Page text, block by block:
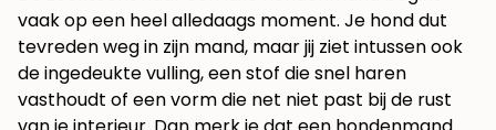
vaak op een heel alledaags moment. Je hond dut
tevreden weg in zijn mand, maar jij ziet intussen ook
de ingedeukte vulling, een stof die snel haren
vasthoudt of een vorm die net niet past bij de rust